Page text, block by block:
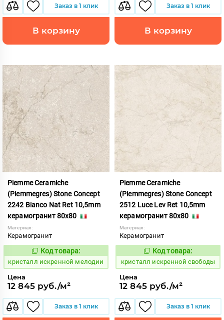
Заказ в 1 клик
В корзину
Заказ в 1 клик
В корзину
Piemme Ceramiche
(Piemmegres) Stone Concept
2242 Bianco Nat Ret 10,5mm
керамогранит 80x80
Материал:
Керамогранит
817048
Код товара:
кристалл искренной мелодии
Цена
12 845 руб./м²
Заказ в 1 клик
Piemme Ceramiche
(Piemmegres) Stone Concept
2512 Luce Lev Ret 10,5mm
керамогранит 80x80
Материал:
Керамогранит
817085
Код товара:
кристалл искренной свободы
Цена
12 845 руб./м²
Заказ в 1 клик